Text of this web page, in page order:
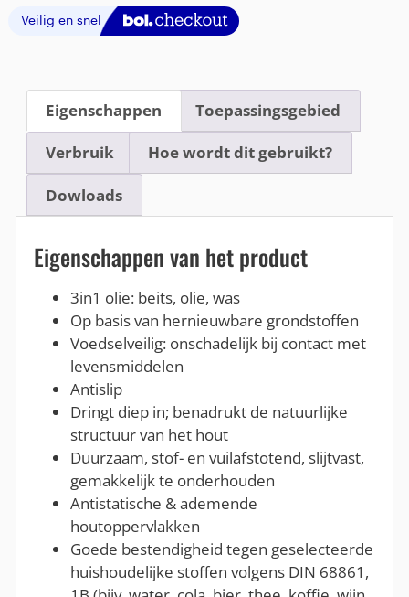
Eigenschappen Toepassingsgebied
Verbruik Hoe wordt dit gebruikt?
Dowloads
Eigenschappen van het product
3in1 olie: beits, olie, was
Op basis van hernieuwbare grondstoffen
Voedselveilig: onschadelijk bij contact met
levensmiddelen
Antislip
Dringt diep in; benadrukt de natuurlijke
structuur van het hout
Duurzaam, stof- en vuilafstotend, slijtvast,
gemakkelijk te onderhouden
Antistatische & ademende
houtoppervlakken
Goede bestendigheid tegen geselecteerde
huishoudelijke stoffen volgens DIN 68861,